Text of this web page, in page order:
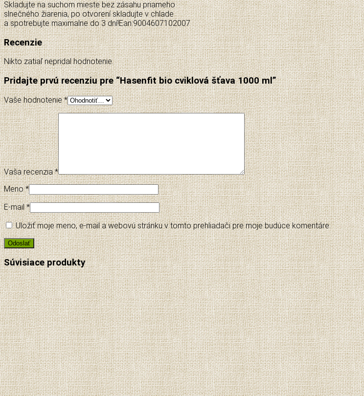
Skladujte na suchom mieste bez zásahu priameho
slnečného žiarenia, po otvorení skladujte v chlade
a spotrebujte maximalne do 3 dní!Ean:9004607102007
Recenzie
Nikto zatiaľ nepridal hodnotenie.
Pridajte prvú recenziu pre “Hasenfit bio cviklová šťava 1000 ml”
Vaše hodnotenie*
Vaša recenzia*
Meno*
E-mail*
Uložiť moje meno, e-mail a webovú stránku v tomto prehliadači pre moje budúce komentáre.
Súvisiace produkty